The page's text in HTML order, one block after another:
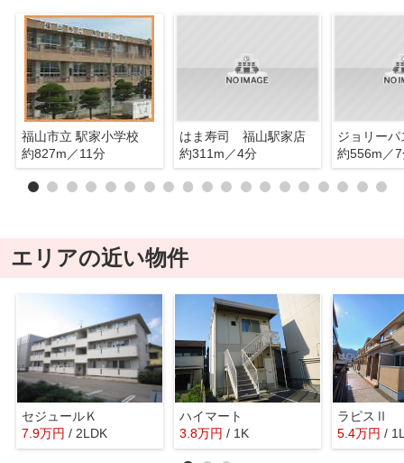
福山市立 駅家小学校
約827m／11分
はま寿司 福山駅家店
約311m／4分
約556m／
エリアの近い物件
セジュールＫ
7.9万円 / 2LDK
ハイマート
3.8万円 / 1K
ラピスⅡ
5.4万円 /